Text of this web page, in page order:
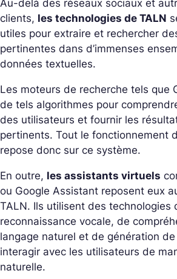
Au-delà des réseaux sociaux et
clients, les technologies de TALN
utiles pour extraire et rechercher
pertinentes dans d’immenses
données textuelles.
Les moteurs de recherche tels que
de tels algorithmes pour
des utilisateurs et fournir les
pertinents. Tout le fonctionnement
repose donc sur ce système.
En outre, les assistants virtuels
ou Google Assistant reposent eux
TALN. Ils utilisent des technologies
reconnaissance vocale, de
langage naturel et de génération
interagir avec les utilisateurs de
naturelle.